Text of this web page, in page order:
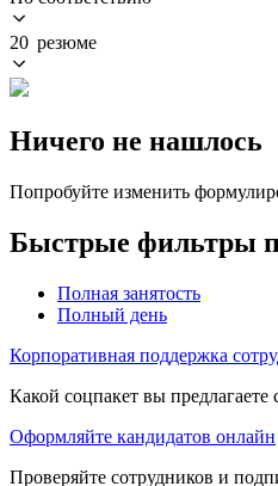
20 резюме
Ничего не нашлось
Попробуйте изменить
Быстрые фильтры
Полная занятость
Полный день
Корпоративная поддержка
Какой соцпакет вы
Оформляйте кандидатов онлайн
Проверяйте сотрудников и